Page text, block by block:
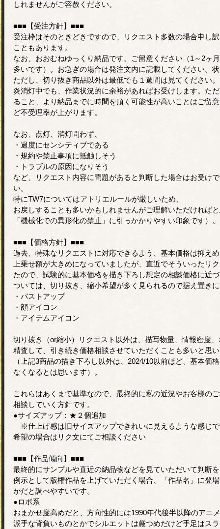
しれませんがご容赦ください。
■■■【受注方針】■■■
受注枠はそのときどきですので、リクエスト多数の場合申し
こともあります。
なお、おおむねゆっくり納品です。ご留意ください（1～2ヶ
多いです）。お急ぎの場合は発注文内に記載してください。
ただし、切り抜き商品以外は最低でも１週間は見てください。
炎消灯中でも、作業状況的に余裕があればお受けします。た
ること、より納品までに時間を頂く可能性が高いことはご留
ど不受理率が上がります。
なお、点灯、消灯問わず、
・過度にセンシティブである
・規約や禁止事項に抵触しそう
・トラブルの原因になりそう
など、リクエスト内容に問題があると判断した場合はお受け
い。
特にTW7についてはアトリエルールが厳しいため、
お戻しすることも多いかもしれませんがご理解いただければ
「機械化での異形化の禁止」に引っかかりやすい印象です）。
■■■【価格方針】■■■
過去、特殊なリクエストに対応できるよう、基本価格は抑え
上乗せ額が大きめになっていましたが、直近でそういったリ
たので、試験的に基本価格を描き下ろし想定の相談価格に近
ついては、切り抜き、縮小希望が多く見られるので据え置き
・バストアップ
・顔アイコン
・アイテムアイコン
切り抜き（or縮小）リクエスト以外は、描写物量、情報密度
精査して、引き続き価格相談させていただくことも多いと思
（上記3商品の描き下ろし以外は、2024/10以前ほど、基本価
なくなるとは思います）。
これらはあくまで基準なので、最終的に私の近況やお客様の
相談していく方針です。
●サイズアップ：★２個追加
※仕上げ感は旧サイズアップできれいに見えるような感じ
希望の場合はリク文にてご相談ください
■■■【作品傾向】■■■
最終的にサンプルや直近の納品物などを見ていただいて判断
例示として版権作品を上げていただく場合、「作品名」に登
かだと調べやすいです。
●ロボ系
おまかせ度高めだと、方向性的には1990年代後半以降のアニ
派手な背負いものとかでシルエットは厳つめだけど手足はス